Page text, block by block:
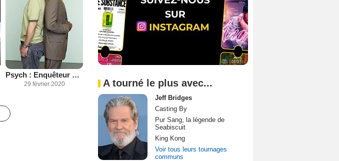
Psych : Enquêteur malgré lui
29 février 2020 A tourné le plus avec...
Jeff Bridges
Casting By
Pur Sang, la légende de
Seabiscuit
King Kong
Voir tous leurs tournages
communs